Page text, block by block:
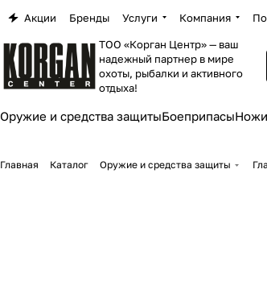
Акции Бренды Услуги Компания
ТОО «Корган Центр» — ваш
надежный партнер в мире
охоты, рыбалки и активного
отдыха!
Оружие и средства защитыБоеприпасыНожи
Главная Каталог Оружие и средства защиты